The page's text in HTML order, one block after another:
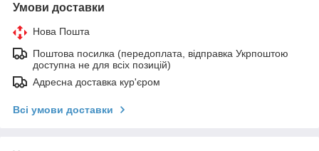
Умови доставки
Нова Пошта
Поштова посилка (передоплата, відправка Укрпоштою
доступна не для всіх позицій)
Адресна доставка кур'єром
Всі умови доставки